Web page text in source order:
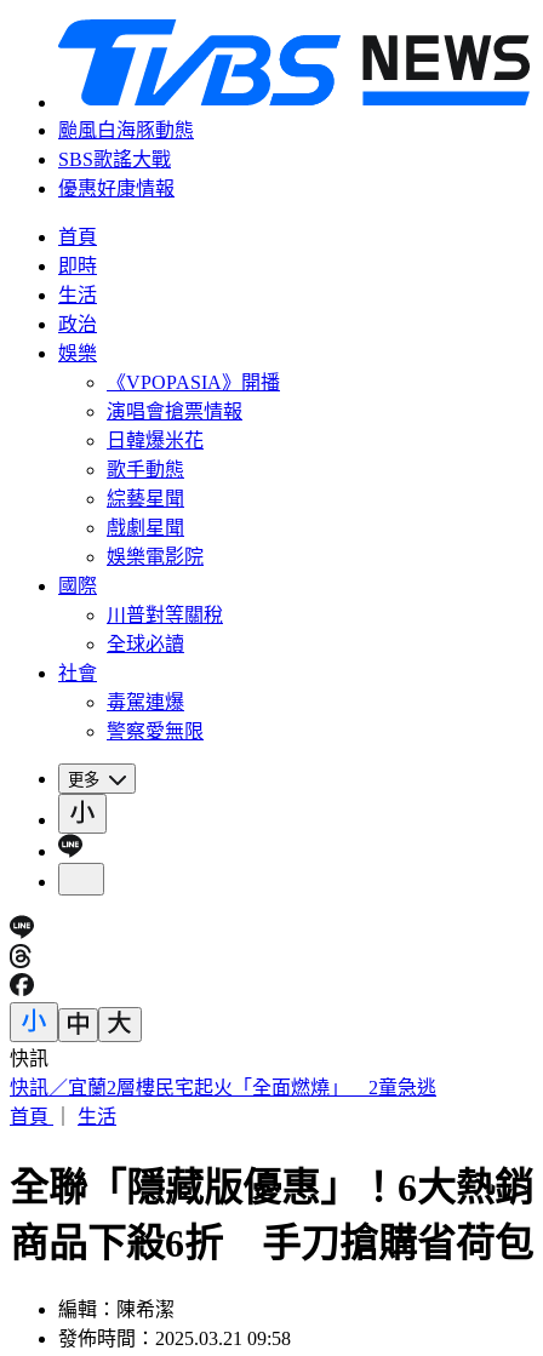
颱風白海豚動態
SBS歌謠大戰
優惠好康情報
首頁
即時
生活
政治
娛樂
《VPOPASIA》開播
演唱會搶票情報
日韓爆米花
歌手動態
綜藝星聞
戲劇星聞
娛樂電影院
國際
川普對等關稅
全球必讀
社會
毒駕連爆
警察愛無限
更多
快訊
恭喜！北影影后「父親節宣布懷孕」 喜曬超音波照：輪到
我了
全聯「隱藏版優惠」！6大熱銷
商品下殺6折 手刀搶購省荷包
編輯：陳希潔